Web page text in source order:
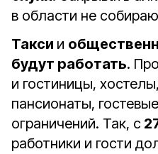
в области не
Такси и
будут работать.
и гостиницы,
пансионаты,
ограничений. Так, с
работники и гости